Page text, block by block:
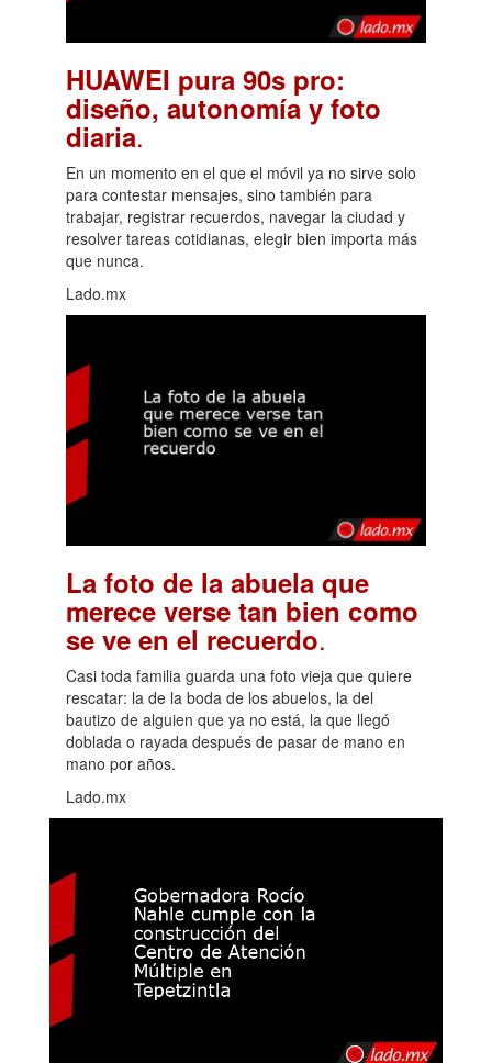
HUAWEI pura 90s pro:
diseño, autonomía y foto
diaria.
En un momento en el que el móvil ya no sirve solo
para contestar mensajes, sino también para
trabajar, registrar recuerdos, navegar la ciudad y
resolver tareas cotidianas, elegir bien importa más
que nunca.
Lado.mx
La foto de la abuela que
merece verse tan bien como
se ve en el recuerdo.
Casi toda familia guarda una foto vieja que quiere
rescatar: la de la boda de los abuelos, la del
bautizo de alguien que ya no está, la que llegó
doblada o rayada después de pasar de mano en
mano por años.
Lado.mx